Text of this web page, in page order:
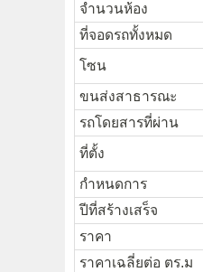
จำนวนห้อง
ที่จอดรถทั้งหมด
โซน
ขนส่งสาธารณะ
รถโดยสารที่ผ่าน
ที่ตั้ง
กำหนดการ
ปีที่สร้างเสร็จ
ราคา
ราคาเฉลี่ยต่อ ตร.ม